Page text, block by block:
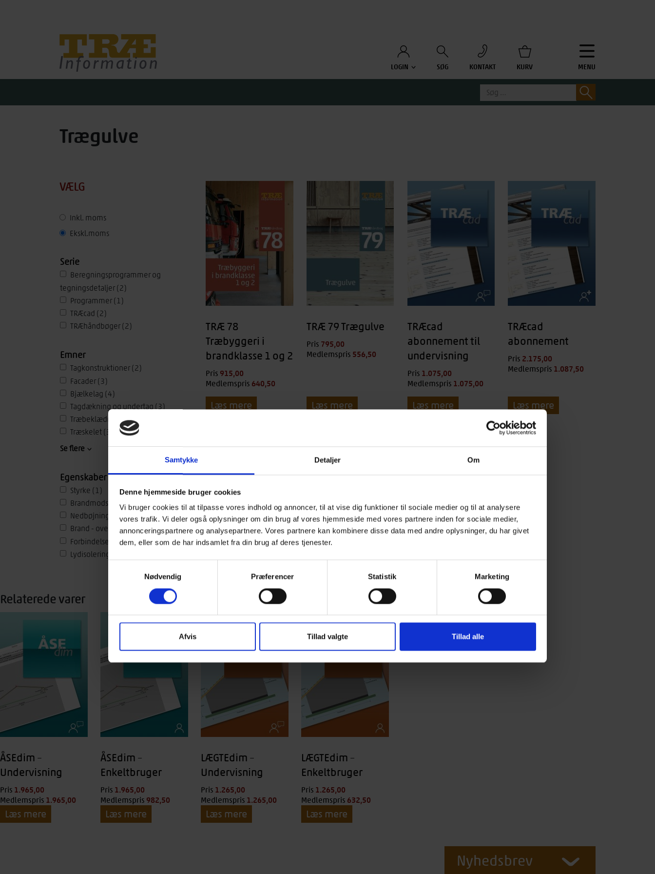
Samtykke Detaljer Om
Denne hjemmeside bruger cookies
Vi bruger cookies til at tilpasse vores indhold og annoncer, til at vise dig funktioner til sociale medier og til at analysere
vores trafik. Vi deler også oplysninger om din brug af vores hjemmeside med vores partnere inden for sociale medier,
annonceringspartnere og analysepartnere. Vores partnere kan kombinere disse data med andre oplysninger, du har givet
dem, eller som de har indsamlet fra din brug af deres tjenester.
Nødvendig
Præferencer Statistik Marketing
Afvis Tillad valgte Tillad alle
LOGIN SØG KONTAKT KURV MENU
Søg
efter:
Trægulve
VÆLG
Inkl. moms
Ekskl.moms
Serie
Beregningsprogrammer og
tegningsdetaljer (2)
Programmer (1)
TRÆcad (2)
TRÆhåndbøger (2)
Emner
Tagkonstruktioner (2)
Facader (3)
Bjælkelag (4)
Tagdækning og undertag (3)
Træbeklædning(3)
Træskelet (3)
Vægge
Træmaterialer
Trægulve
Undergulve
(3)
Lofter(3)
Spær(2)
Træelementer (2)
Træplader (2)
Se flere
Egenskaber
Styrke (1)
Brandmodstand(1)
Nedbøjning og vibrationer (1)
Brand - overflader(2)
Forbindelser
(1)
Lydisolering
TRÆ 78
Træbyggeri i
brandklasse 1 og 2
Pris 915,00
Medlemspris 640,50
Læs mere
TRÆ 79 Trægulve
Pris 795,00
Medlemspris 556,50
Læs mere
TRÆcad
abonnement til
undervisning
Pris 1.075,00
Medlemspris 1.075,00
Læs mere
TRÆcad
abonnement
Pris 2.175,00
Medlemspris 1.087,50
Læs mere
Relaterede varer
ÅSEdim –
Undervisning
Pris 1.965,00
Medlemspris 1.965,00
Læs mere
ÅSEdim –
Enkeltbruger
Pris 1.965,00
Medlemspris 982,50
Læs mere
LÆGTEdim –
Undervisning
Pris 1.265,00
Medlemspris 1.265,00
Læs mere
LÆGTEdim –
Enkeltbruger
Pris 1.265,00
Medlemspris 632,50
Læs mere
Nyhedsbrev